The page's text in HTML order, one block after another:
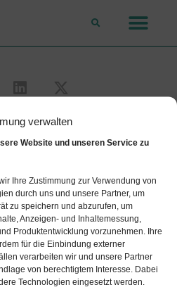
verwalten
Website und unseren Service zu
Ihre Zustimmung zur Verwendung von
durch uns und unsere Partner, um
zu speichern und abzurufen, um
Anzeigen- und Inhaltemessung,
Produktentwicklung vorzunehmen. Ihre
für die Einbindung externer
verarbeiten wir und unsere Partner
von berechtigtem Interesse. Dabei
Technologien eingesetzt werden.
Management GmbH